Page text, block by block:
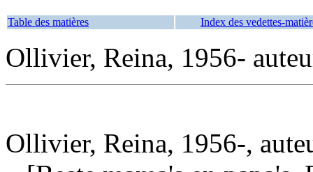
Table des matières Index des vedettes-
Ollivier, Reina, 1956-
Ollivier, Reina, 1956-,